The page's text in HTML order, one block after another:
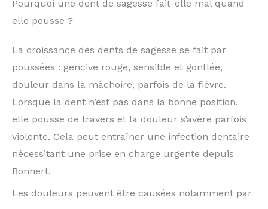
Pourquoi une dent de sagesse fait-elle mal quand
elle pousse ?
La croissance des dents de sagesse se fait par
poussées : gencive rouge, sensible et gonflée,
douleur dans la mâchoire, parfois de la fièvre.
Lorsque la dent n’est pas dans la bonne position,
elle pousse de travers et la douleur s’avère parfois
violente. Cela peut entraîner une infection dentaire
nécessitant une prise en charge urgente depuis
Bonnert.
Les douleurs peuvent être causées notamment par